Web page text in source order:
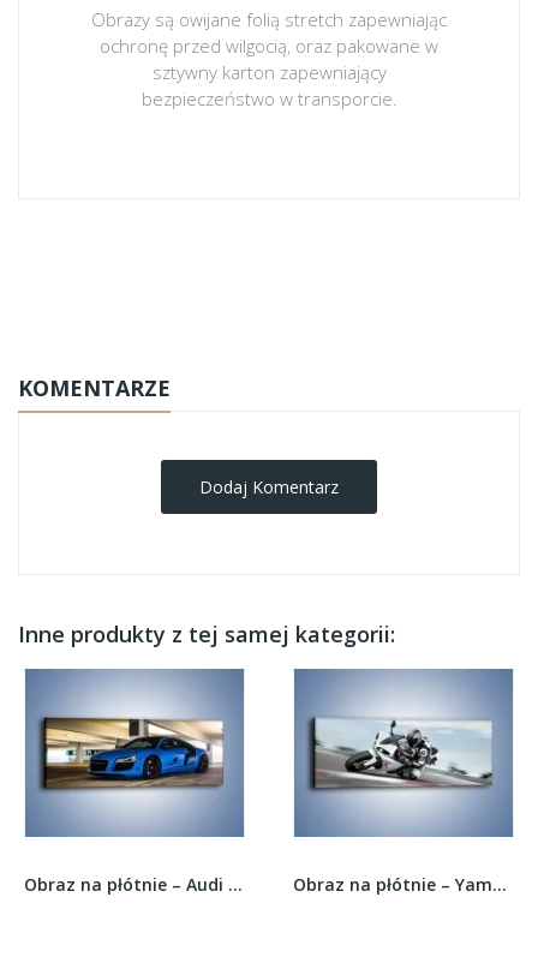
Obrazy są owijane folią stretch zapewniając
ochronę przed wilgocią, oraz pakowane w
sztywny karton zapewniający
bezpieczeństwo w transporcie.
KOMENTARZE
Dodaj Komentarz
Inne produkty z tej samej kategorii:
Obraz na płótnie – Audi R8 – jednoczęściowy... Obraz na płótnie – Yamaha YZF-R1 na zakręcie –...